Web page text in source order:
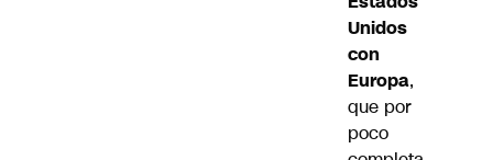
Unidos
con
Europa,
que por
poco